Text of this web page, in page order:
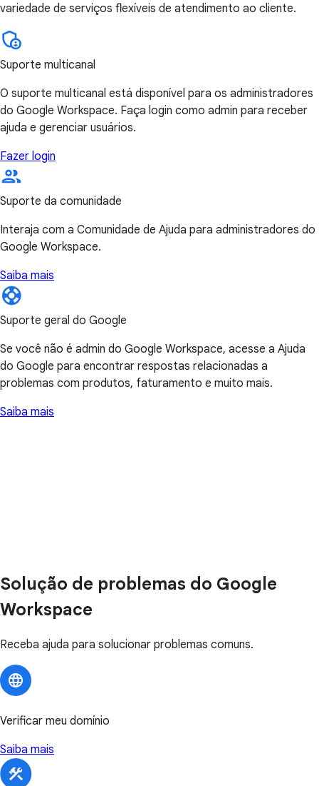
variedade de serviços flexíveis de atendimento ao cliente.
Suporte multicanal
O suporte multicanal está disponível para os administradores
do Google Workspace. Faça login como admin para receber
ajuda e gerenciar usuários.
Fazer login
Suporte da comunidade
Interaja com a Comunidade de Ajuda para administradores do
Google Workspace.
Saiba mais
Suporte geral do Google
Se você não é admin do Google Workspace, acesse a Ajuda
do Google para encontrar respostas relacionadas a
problemas com produtos, faturamento e muito mais.
Saiba mais
Solução de problemas do Google
Workspace
Receba ajuda para solucionar problemas comuns.
Verificar meu domínio
Saiba mais